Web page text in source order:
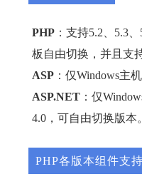
PHP ：支持5.2、5.3
板自由切换，并且支
ASP ：仅Windows主
ASP.NET ：仅
4.0，可自由切换版本。
PHP各版本组件支